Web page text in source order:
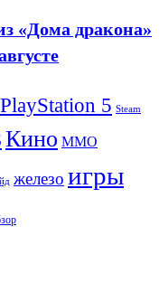
«Дома дракона»
PlayStation 5 Steam
Кино ММО
железо игры